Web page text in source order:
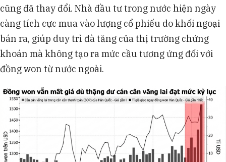
cũng đã thay đổi. Nhà đầu tư trong nước hiện ngày
càng tích cực mua vào lượng cổ phiếu do khối ngoại
bán ra, giúp duy trì đà tăng của thị trường chứng
khoán mà không tạo ra mức cầu tương ứng đối với
đồng won từ nước ngoài.